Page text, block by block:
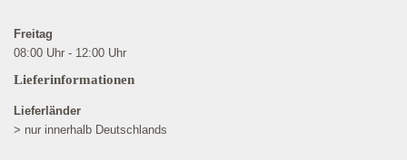
Freitag
08:00 Uhr - 12:00 Uhr
Lieferinformationen
Lieferländer
> nur innerhalb Deutschlands